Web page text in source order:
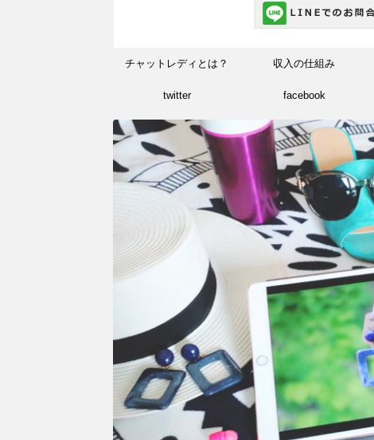
チャットレディとは？ 収入の仕組み
twitter facebook